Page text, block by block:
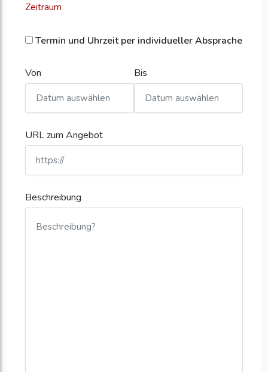
Zeitraum
Termin und Uhrzeit per individueller Absprache
Von Bis
URL zum Angebot
Beschreibung